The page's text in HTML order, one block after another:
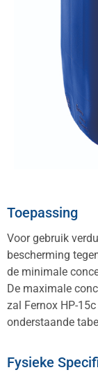
Toepassing
Voor gebruik
bescherming
de minimale
De maximale
zal Fernox HP-
onderstaande
Fysieke